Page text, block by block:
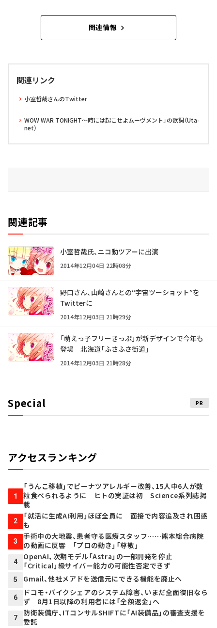
関連情報
関連リンク
小室哲哉さんのTwitter
WOW WAR TONIGHT～時には起こせよムーヴメント」の歌詞（Uta-
net）
関連記事
小室哲哉氏、ニコ動ツアーに出演
2014年12月04日 22時08分
野口さん、山崎さんとの“宇宙ツーショット”を
Twitterに
2014年12月03日 21時29分
「萌えっ子フリーきっぷ」が新デザインで今年も
登場 北海道「ふさふさ街道」
2014年12月03日 21時28分
Special PR
アクセスランキング
1
「うんこ移植」でピーナツアレルギー改善、15人中6人が数
粒食べられるように ヒトの実証は初 Science系列誌掲
載
2
「就活に生成AI利用」ほぼ全員に 面接で内容追及され困惑
も
3
手術中の大地震、患者守る医療スタッフ……熊本総合病院
の動画に反響 「プロの動き」「尊敬」
4
OpenAI、次期モデル「Astra」の一部開発を停止
「Critical」級サイバー能力の可能性否定できず
5 Gmail、他社メアドを送信元にできる機能を廃止へ
6
ドコモ・バイクシェアのシステム障害、いまだ全面復旧なら
ず 8月1日以降の利用者には「全額返金」へ
7
防衛装備庁、ITコンサルSHIFTに「AI装備品」の審査支援を
委託